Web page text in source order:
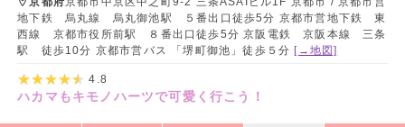
地下鉄 烏丸線 烏丸御池駅 ５番出口徒歩5分 京都市営地下鉄 東
西線 京都市役所前駅 ８番出口徒歩5分 京阪電鉄 京阪本線 三条
駅 徒歩10分 京都市営バス 「堺町御池」徒歩５分[→地図]
4.8
ハカマもキモノハーツで可愛く行こう！